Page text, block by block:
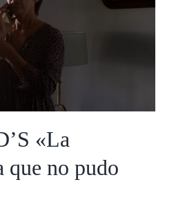
«La
que no pudo
ser»
«La
que no pudo